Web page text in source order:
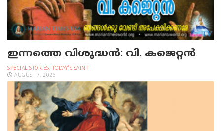
ഇന്നത്തെ വിശുദ്ധന്‍: വി. കജെറ്റന്‍
SPECIAL STORIES, TODAY'S SAINT
AUGUST 7, 2026